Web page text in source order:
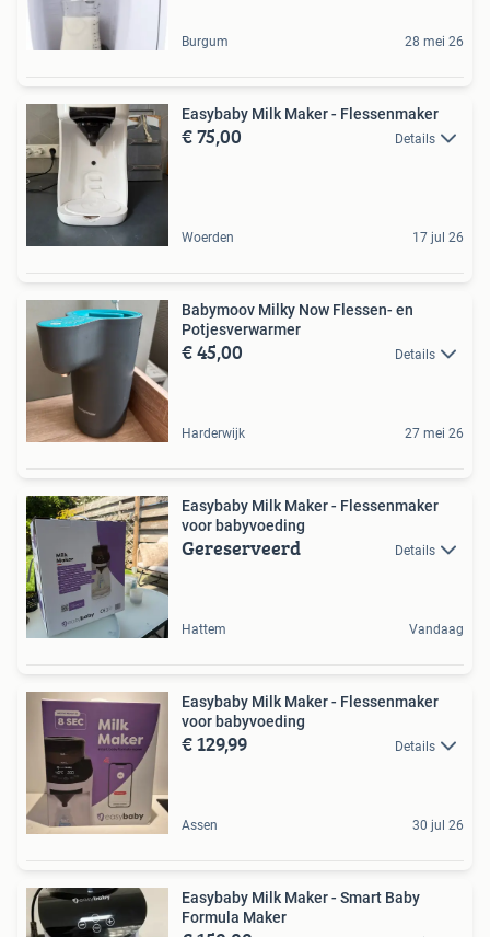
Burgum 28 mei 26
Easybaby Milk Maker - Flessenmaker
€ 75,00 Details
Woerden 17 jul 26
Babymoov Milky Now Flessen- en
Potjesverwarmer
€ 45,00 Details
Harderwijk 27 mei 26
Easybaby Milk Maker - Flessenmaker
voor babyvoeding
Gereserveerd Details
Hattem Vandaag
Easybaby Milk Maker - Flessenmaker
voor babyvoeding
€ 129,99 Details
Assen 30 jul 26
Easybaby Milk Maker - Smart Baby
Formula Maker